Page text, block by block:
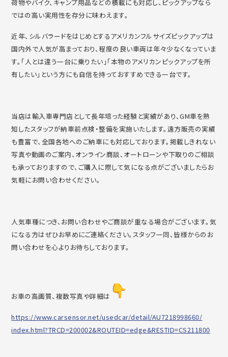
荷物やバイク、 キャンプ用品などの積載にも対応し、 ピックアップなら
ではの高い実用性を存分に味わえます。
近年、 シルバラードをはじめとするアメリカンフルサイズピックアップは
国内外で人気が高まっており、程度の良い車両は年々少なくなっていま
す。「人とは違う一台に乗りたい」「本物のアメリカンピックアップを所
有したい」 という方にも自信を持っておすすめできる一台です。
当店は輸入車専門店として長年培った経験と実績があり、GM車を熟
知したスタッフが納車前点検・整備を実施いたします。 遠方販売の実績
も豊富で、 全国各地へのご納車にも対応しております。 掲載しきれない
写真や動画のご案内、オンライン商談、 オートローンや下取りのご相談
も承っておりますので、 ご購入に際して気になる点がございましたらお
気軽にお問い合わせください。
人気車種につき、 お問い合わせやご商談が重なる場合がございます。 気
になる方はぜひお早めにご連絡ください。スタッフ一同、皆様からのお
問い合わせを心よりお待ちしております。
お車の高画質、複数写真や詳細は
https://www.carsensor.net/usedcar/detail/AU7218998660/
index.html?TRCD=200002&ROUTEID=edge&RESTID=CS211800